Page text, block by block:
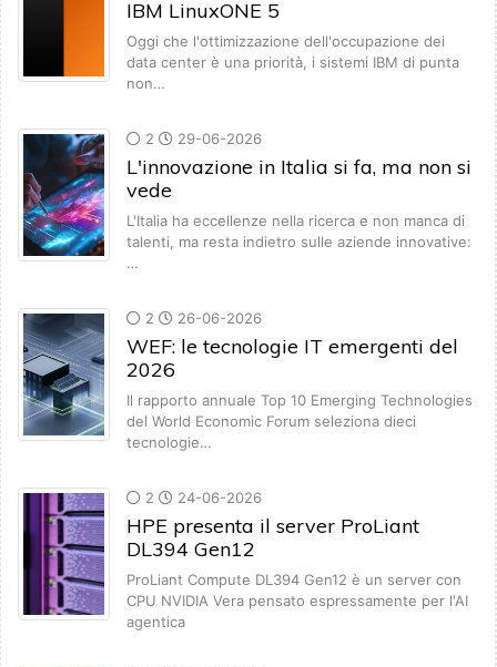
IBM LinuxONE 5
Oggi che l'ottimizzazione dell'occupazione dei
data center è una priorità, i sistemi IBM di punta
non…
2 29-06-2026
L'innovazione in Italia si fa, ma non si
vede
L'Italia ha eccellenze nella ricerca e non manca di
talenti, ma resta indietro sulle aziende innovative:
…
2 26-06-2026
WEF: le tecnologie IT emergenti del
2026
Il rapporto annuale Top 10 Emerging Technologies
del World Economic Forum seleziona dieci
tecnologie…
2 24-06-2026
HPE presenta il server ProLiant
DL394 Gen12
ProLiant Compute DL394 Gen12 è un server con
CPU NVIDIA Vera pensato espressamente per l'AI
agentica